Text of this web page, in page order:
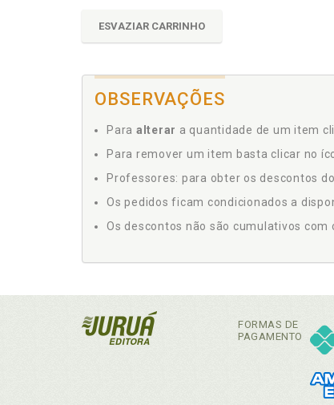
ESVAZIAR CARRINHO
OBSERVAÇÕES
Para alterar a quantidade de um item
Para remover um item basta clicar no
Professores: para obter os descontos
Os pedidos ficam condicionados a
Os descontos não são cumulativos com
FORMAS DE
PAGAMENTO